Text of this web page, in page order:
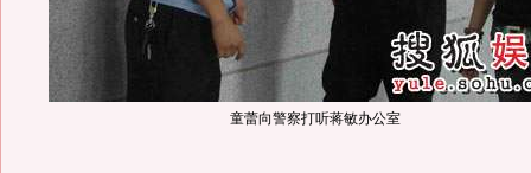
童蕾向警察打听蒋敏办公室